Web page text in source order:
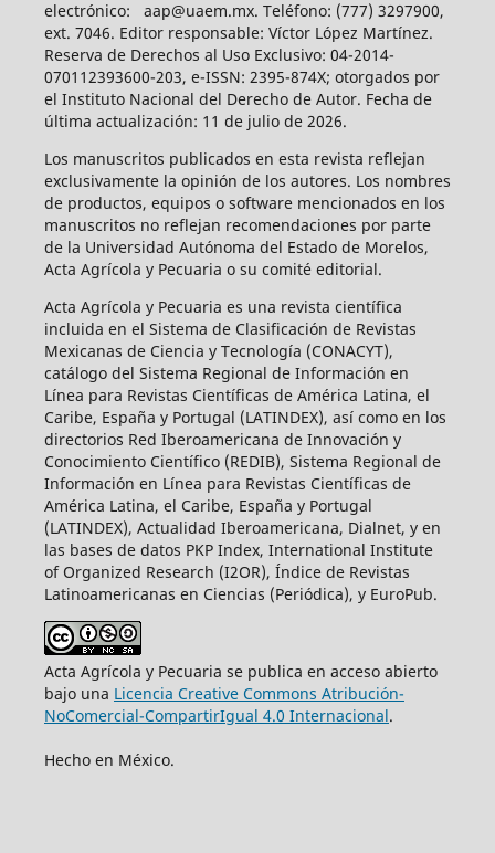
electrónico: aap@uaem.mx. Teléfono: (777) 3297900,
ext. 7046. Editor responsable: Víctor López Martínez.
Reserva de Derechos al Uso Exclusivo: 04-2014-
070112393600-203, e-ISSN: 2395-874X; otorgados por
el Instituto Nacional del Derecho de Autor. Fecha de
última actualización: 11 de julio de 2026.
Los manuscritos publicados en esta revista reflejan
exclusivamente la opinión de los autores. Los nombres
de productos, equipos o software mencionados en los
manuscritos no reflejan recomendaciones por parte
de la Universidad Autónoma del Estado de Morelos,
Acta Agrícola y Pecuaria o su comité editorial.
Acta Agrícola y Pecuaria es una revista científica
incluida en el Sistema de Clasificación de Revistas
Mexicanas de Ciencia y Tecnología (CONACYT),
catálogo del Sistema Regional de Información en
Línea para Revistas Científicas de América Latina, el
Caribe, España y Portugal (LATINDEX), así como en los
directorios Red Iberoamericana de Innovación y
Conocimiento Científico (REDIB), Sistema Regional de
Información en Línea para Revistas Científicas de
América Latina, el Caribe, España y Portugal
(LATINDEX), Actualidad Iberoamericana, Dialnet, y en
las bases de datos PKP Index, International Institute
of Organized Research (I2OR), Índice de Revistas
Latinoamericanas en Ciencias (Periódica), y EuroPub.
Acta Agrícola y Pecuaria se publica en acceso abierto
bajo una Licencia Creative Commons Atribución-
NoComercial-CompartirIgual 4.0 Internacional.
Hecho en México.